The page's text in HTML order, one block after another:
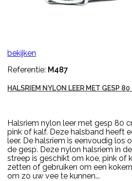
bekijken
Referentie: M487
HALSRIEM NYLON LEER MET GESP 80
Halsriem nylon leer met gesp 80
pink of kalf. Deze halsband heeft
leer. De halsriem is eenvoudig los
de gesp. Deze nylon halsriem in
streep is geschikt om koe, pink of
zetten of gebruiken om een
om zo uw vee te kunnen...